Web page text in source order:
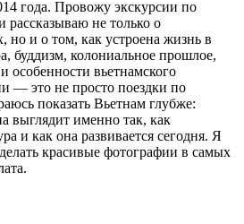
года. Провожу экскурсии по
рассказываю не только о
но и о том, как устроена жизнь в
буддизм, колониальное прошлое,
особенности вьетнамского
— это не просто поездки по
показать Вьетнам глубже:
выглядит именно так, как
и как она развивается сегодня. Я
красивые фотографии в самых